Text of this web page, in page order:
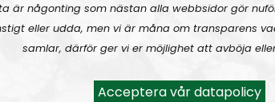
o
k
Nordic Frontier Avsnitt 2024-06-
är någonting som nästan alla webbsidor gör
eller udda, men vi är måna om transparens
samlar, därför ger vi er möjlighet att avböja
Acceptera vår datapolicy